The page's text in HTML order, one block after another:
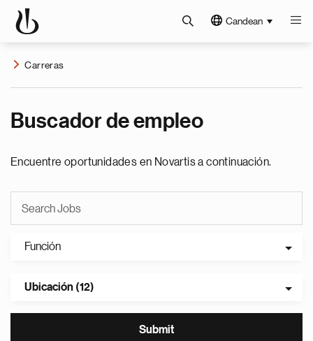
Candean
Carreras
Buscador de empleo
Encuentre oportunidades en Novartis a continuación.
Función
Ubicación (12)